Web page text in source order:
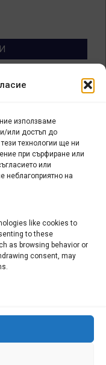
използваме
и/или достъп до
технологии ще ни
при сърфиране или
или
неблагоприятно на
like cookies to
to these
as browsing behavior or
consent, may
за изкуство
БИЗНЕС